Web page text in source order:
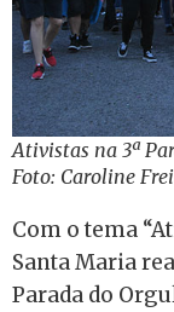
Ativistas na 3ª
Foto: Caroline
Com o tema
Santa Maria
Parada do